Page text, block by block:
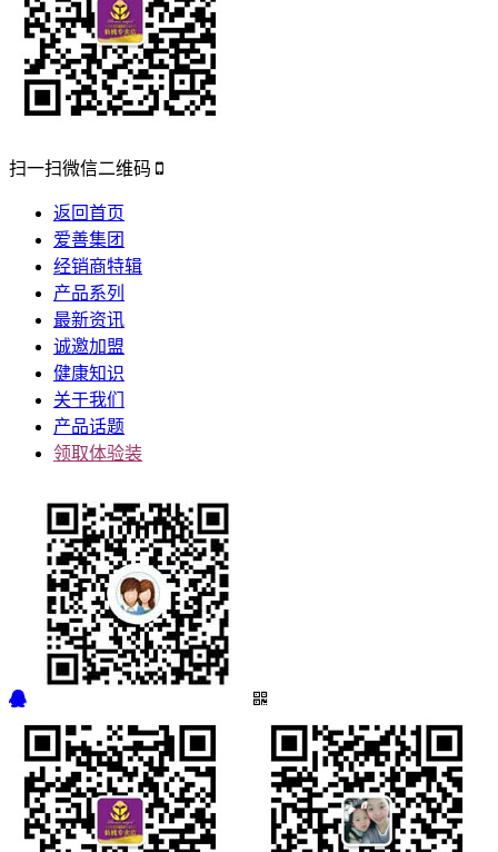
扫一扫微信二维码
返回首页
爱善集团
经销商特辑
产品系列
最新资讯
诚邀加盟
健康知识
关于我们
产品话题
领取体验装